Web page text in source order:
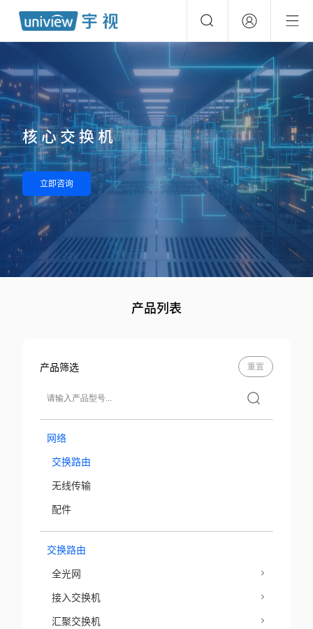
核心交换机
立即咨询
产品列表
产品筛选 重置
网络
交换路由
无线传输
配件
交换路由
全光网
接入交换机
汇聚交换机